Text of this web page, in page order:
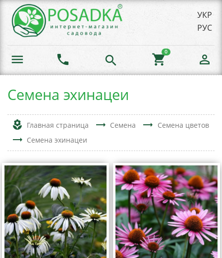
УКР
РУС
menu phone search shopping_cart
0
person_outline
Семена эхинацеи
local_florist Главная страница trending_flat Семена trending_flat Семена цветов
trending_flat Семена эхинацеи